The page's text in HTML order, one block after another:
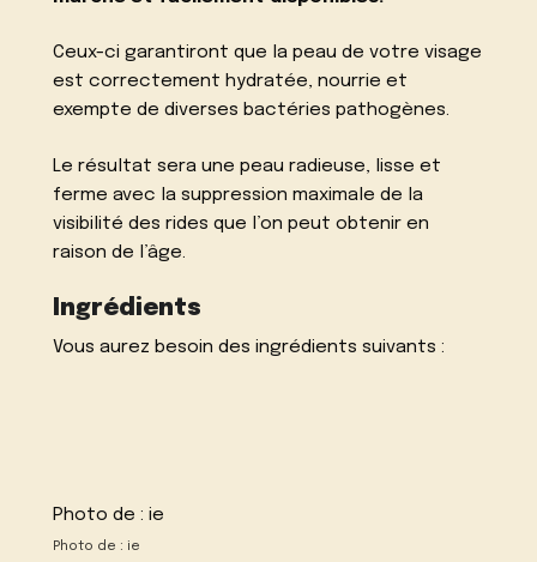
Ceux-ci garantiront que la peau de votre visage
est correctement hydratée, nourrie et
exempte de diverses bactéries pathogènes.
Le résultat sera une peau radieuse, lisse et
ferme avec la suppression maximale de la
visibilité des rides que l’on peut obtenir en
raison de l’âge.
Ingrédients
Vous aurez besoin des ingrédients suivants :
Photo de :ie
Photo de : ie